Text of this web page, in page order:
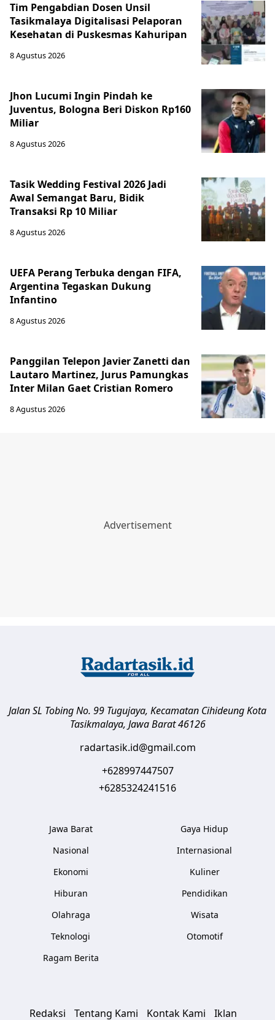
Tim Pengabdian Dosen Unsil
Tasikmalaya Digitalisasi Pelaporan
Kesehatan di Puskesmas Kahuripan
8 Agustus 2026
Jhon Lucumi Ingin Pindah ke
Juventus, Bologna Beri Diskon Rp160
Miliar
8 Agustus 2026
Tasik Wedding Festival 2026 Jadi
Awal Semangat Baru, Bidik
Transaksi Rp 10 Miliar
8 Agustus 2026
UEFA Perang Terbuka dengan FIFA,
Argentina Tegaskan Dukung
Infantino
8 Agustus 2026
Panggilan Telepon Javier Zanetti dan
Lautaro Martinez, Jurus Pamungkas
Inter Milan Gaet Cristian Romero
8 Agustus 2026
Jalan SL Tobing No. 99 Tugujaya, Kecamatan CihideungKota
Tasikmalaya, Jawa Barat 46126
radartasik.id@gmail.com
+628997447507
+6285324241516
Jawa Barat
Nasional
Ekonomi
Hiburan
Olahraga
Teknologi
Ragam Berita
Gaya Hidup
Internasional
Kuliner
Pendidikan
Wisata
Otomotif
Redaksi Tentang Kami Kontak Kami Iklan